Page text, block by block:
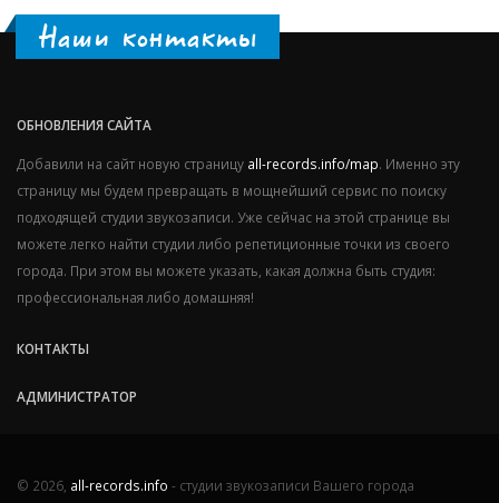
Наши контакты
ОБНОВЛЕНИЯ САЙТА
Добавили на сайт новую страницу all-records.info/map. Именно эту
страницу мы будем превращать в мощнейший сервис по поиску
подходящей студии звукозаписи. Уже сейчас на этой странице вы
можете легко найти студии либо репетиционные точки из своего
города. При этом вы можете указать, какая должна быть студия:
профессиональная либо домашняя!
КОНТАКТЫ
АДМИНИСТРАТОР
© 2026, all-records.info - студии звукозаписи Вашего города